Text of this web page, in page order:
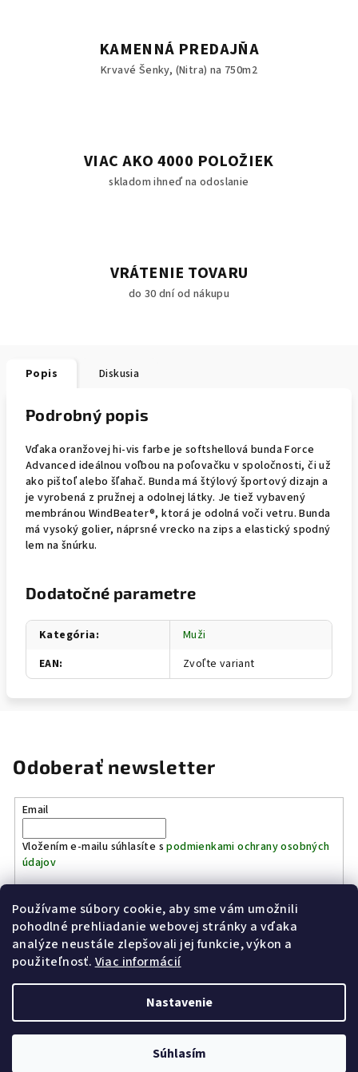
Používame súbory cookie, aby sme vám umožnili
pohodlné prehliadanie webovej stránky a vďaka
analýze neustále zlepšovali jej funkcie, výkon a
použiteľnosť. Viac informácií
Nastavenie
Súhlasím
KAMENNÁ PREDAJŇA
Krvavé Šenky, (Nitra) na 750m2
VIAC AKO 4000 POLOŽIEK
skladom ihneď na odoslanie
VRÁTENIE TOVARU
do 30 dní od nákupu
Popis Diskusia
Podrobný popis
Vďaka oranžovej hi-vis farbe je softshellová bunda Force
Advanced ideálnou voľbou na poľovačku v spoločnosti, či už
ako pištoľ alebo šľahač. Bunda má štýlový športový dizajn a
je vyrobená z pružnej a odolnej látky. Je tiež vybavený
membránou WindBeater®, ktorá je odolná voči vetru. Bunda
má vysoký golier, náprsné vrecko na zips a elastický spodný
lem na šnúrku.
Dodatočné parametre
Kategória:
Muži
EAN: Zvoľte variant
Odoberať newsletter
Email
Vložením e-mailu súhlasíte spodmienkami ochrany osobných
údajov
Prihlásiť sa
Kinostrelnica Páleník